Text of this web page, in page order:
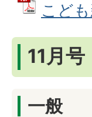
こど
11月号
一般